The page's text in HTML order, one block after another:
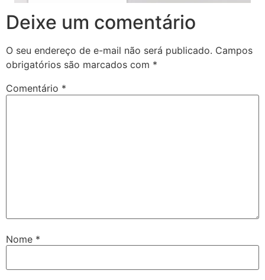
Deixe um comentário
O seu endereço de e-mail não será publicado. Campos
obrigatórios são marcados com *
Comentário *
Nome *